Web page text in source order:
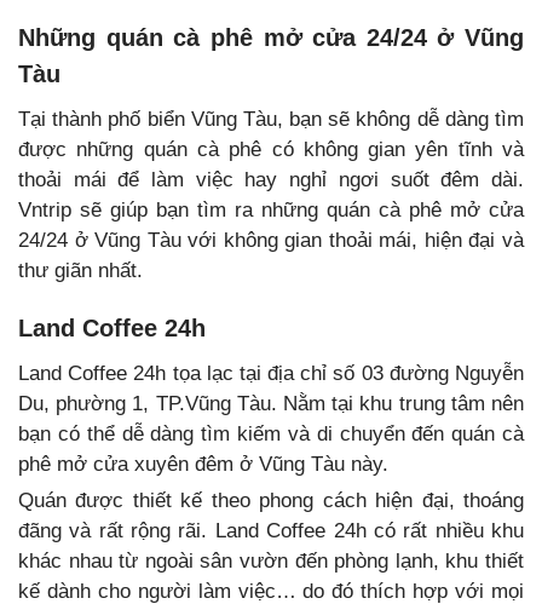
Những quán cà phê mở cửa 24/24 ở Vũng
Tàu
Tại thành phố biển Vũng Tàu, bạn sẽ không dễ dàng tìm
được những quán cà phê có không gian yên tĩnh và
thoải mái để làm việc hay nghỉ ngơi suốt đêm dài.
Vntrip sẽ giúp bạn tìm ra những quán cà phê mở cửa
24/24 ở Vũng Tàu với không gian thoải mái, hiện đại và
thư giãn nhất.
Land Coffee 24h
Land Coffee 24h tọa lạc tại địa chỉ số 03 đường Nguyễn
Du, phường 1, TP.Vũng Tàu. Nằm tại khu trung tâm nên
bạn có thể dễ dàng tìm kiếm và di chuyển đến quán cà
phê mở cửa xuyên đêm ở Vũng Tàu này.
Quán được thiết kế theo phong cách hiện đại, thoáng
đãng và rất rộng rãi. Land Coffee 24h có rất nhiều khu
khác nhau từ ngoài sân vườn đến phòng lạnh, khu thiết
kế dành cho người làm việc… do đó thích hợp với mọi